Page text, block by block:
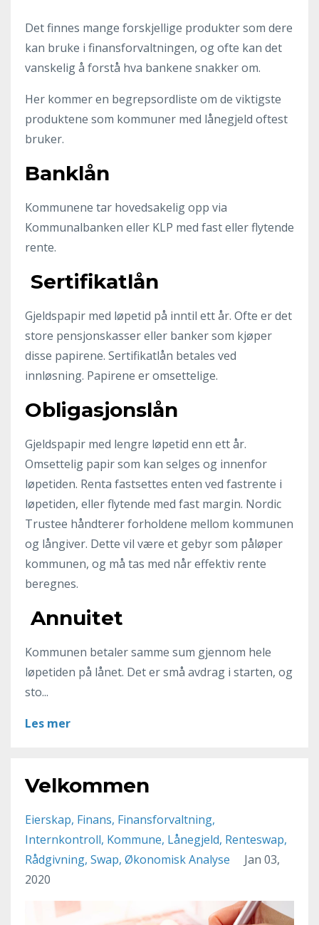
Det finnes mange forskjellige produkter som dere
kan bruke i finansforvaltningen, og ofte kan det
vanskelig å forstå hva bankene snakker om.
Her kommer en begrepsordliste om de viktigste
produktene som kommuner med lånegjeld oftest
bruker.
Banklån
Kommunene tar hovedsakelig opp via
Kommunalbanken eller KLP med fast eller flytende
rente.
Sertifikatlån
Gjeldspapir med løpetid på inntil ett år. Ofte er det
store pensjonskasser eller banker som kjøper
disse papirene. Sertifikatlån betales ved
innløsning. Papirene er omsettelige.
Obligasjonslån
Gjeldspapir med lengre løpetid enn ett år.
Omsettelig papir som kan selges og innenfor
løpetiden. Renta fastsettes enten ved fastrente i
løpetiden, eller flytende med fast margin. Nordic
Trustee håndterer forholdene mellom kommunen
og långiver. Dette vil være et gebyr som påløper
kommunen, og må tas med når effektiv rente
beregnes.
Annuitet
Kommunen betaler samme sum gjennom hele
løpetiden på lånet. Det er små avdrag i starten, og
sto...
Les mer
Velkommen
Eierskap Finans Finansforvaltning
Internkontroll Kommune Lånegjeld Renteswap
Rådgivning Swap Økonomisk Analyse
Jan 03,
2020